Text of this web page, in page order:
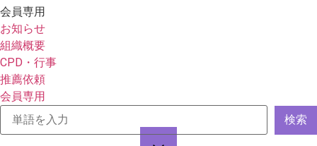
会員専用
お知らせ
組織概要
CPD・行事
推薦依頼
会員専用